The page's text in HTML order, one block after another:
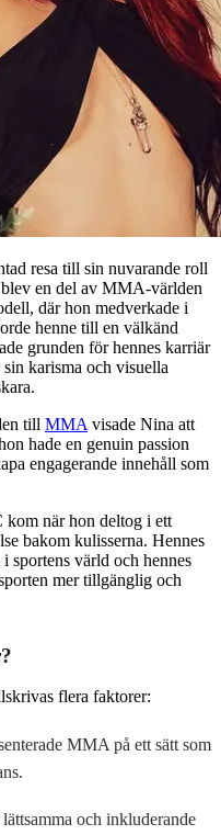
resa till sin nuvarande roll
en del av MMA-världen
där hon medverkade i
henne till en välkänd
grunden för hennes karriär
karisma och visuella
till MMA visade Nina att
hade en genuin passion
engagerande innehåll som
kom när hon deltog i ett
bakom kulisserna. Hennes
sportens värld och hennes
mer tillgänglig och
flera faktorer:
MMA på ett sätt som
lättsamma och inkluderande